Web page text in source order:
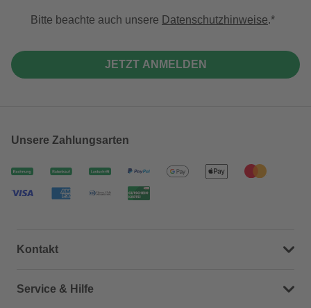
Bitte beachte auch unsere Datenschutzhinweise.
JETZT ANMELDEN
Unsere Zahlungsarten
Kontakt
Dein Kontakt zu uns
Service & Hilfe